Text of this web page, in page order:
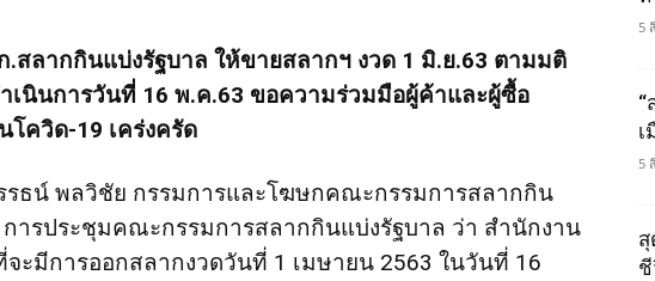
สลากกินแบ่งรัฐบาล ให้ขายสลากฯ งวด 1 มิ.ย.63 ตามมติ
เนินการวันที่ 16 พ.ค.63 ขอความร่วมมือผู้ค้าและผู้ซื้อ
ควิด-19 เคร่งครัด
รธน์ พลวิชัย กรรมการและโฆษกคณะกรรมการสลากกิน
ารประชุมคณะกรรมการสลากกินแบ่งรัฐบาล ว่า สำนักงาน
ะมีการออกสลากงวดวันที่ 1 เมษายน 2563 ในวันที่ 16
5
5
สุ